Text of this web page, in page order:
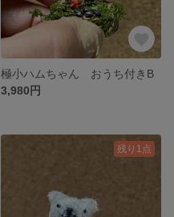
極小ハムちゃん おうち付きB
3,980円
残り1点